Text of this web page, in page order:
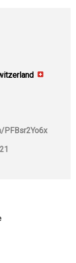
PFBsr2Yo6x